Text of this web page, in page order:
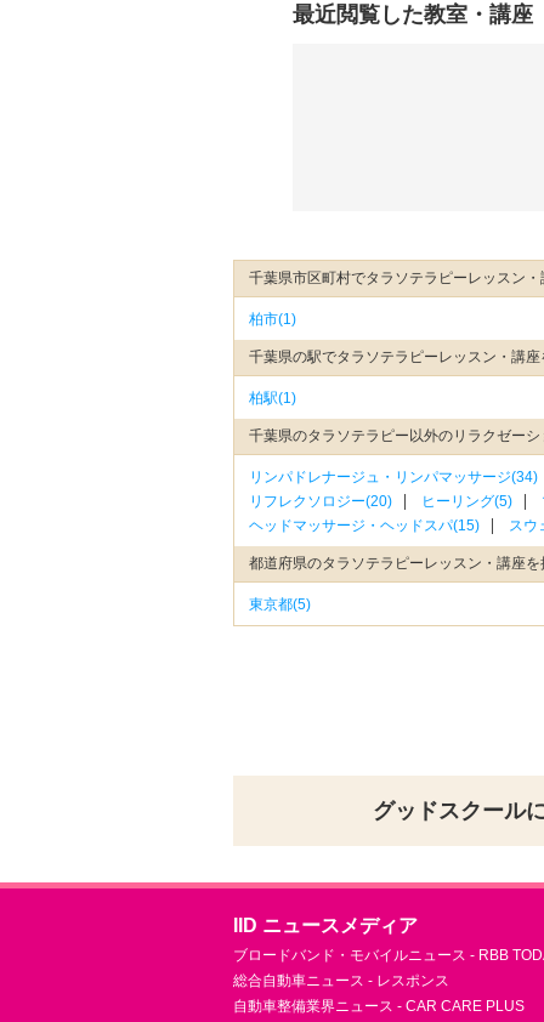
最近閲覧した教室・講座
千葉県市区町村でタラソテラピーレッスン
柏市(1)
千葉県の駅でタラソテラピーレッスン・講座
柏駅(1)
千葉県のタラソテラピー以外のリラクゼー
リンパドレナージュ・リンパマッサージ(34)
リフレクソロジー(20)
ヒーリング(5)
ヘッドマッサージ・ヘッドスパ(15)
スウ
都道府県のタラソテラピーレッスン・講座を
東京都(5)
グッドスクール
IID ニュースメディア
ブロードバンド・モバイルニュース - RBB
総合自動車ニュース - レスポンス
自動車整備業界ニュース - CAR CARE PLUS